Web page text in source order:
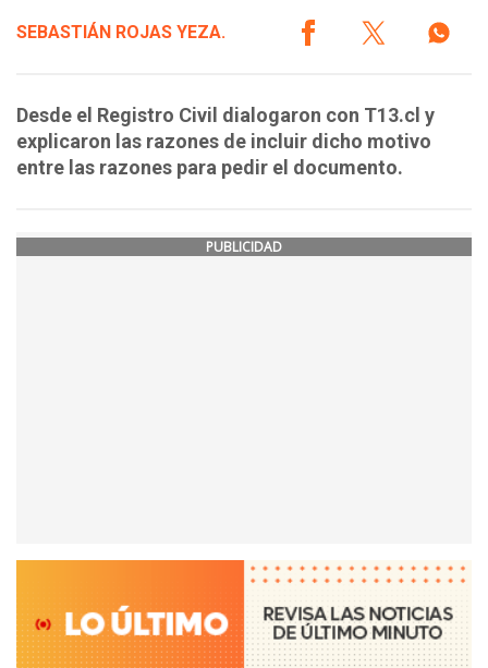
SEBASTIÁN ROJAS YEZA.
Desde el Registro Civil dialogaron con T13.cl y
explicaron las razones de incluir dicho motivo
entre las razones para pedir el documento.
PUBLICIDAD